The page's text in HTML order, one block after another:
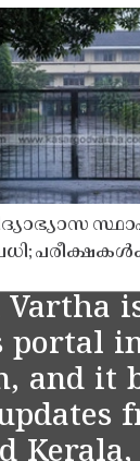
പരീക്ഷകൾക്ക്
Vartha
portal
and it